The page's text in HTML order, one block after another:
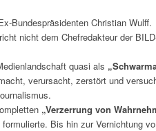
Bundespräsidenten Christian Wulff.
nicht dem Chefredakteur der
quasi als
verursacht, zerstört und
„Verzerrung von
Bis hin zur Vernichtung